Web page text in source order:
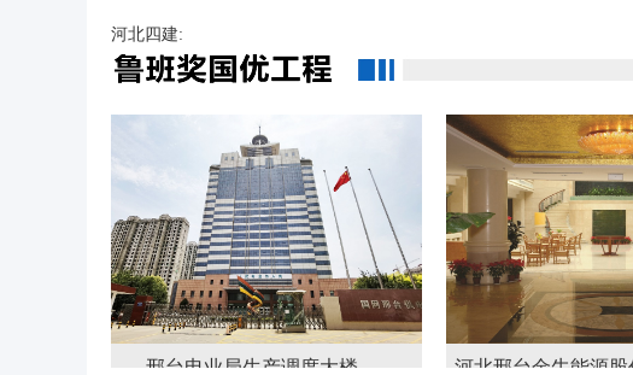
河北四建:
台电业局生产调度大楼 河北邢台金牛能源股份有限公司东庞矿